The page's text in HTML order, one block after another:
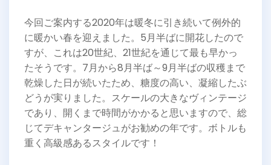
今回ご案内する2020年は暖冬に引き続いて例外的
に暖かい春を迎えました。5月半ばに開花したので
すが、これは20世紀、21世紀を通じて最も早かっ
たそうです。7月から8月半ば～9月半ばの収穫まで
乾燥した日が続いたため、糖度の高い、凝縮したぶ
どうが実りました。スケールの大きなヴィンテージ
であり、開くまで時間がかかると思いますので、総
じてデキャンタージュがお勧めの年です。ボトルも
重く高級感あるスタイルです！